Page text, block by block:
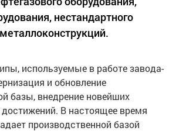
нестандартного
используемые в работе завода-
и обновление
базы, внедрение новейших
достижений. В настоящее время
производственной базой